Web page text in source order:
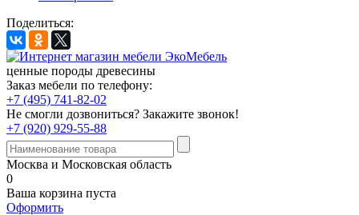
Поделиться:
ценные породы древесины
Заказ мебели по телефону:
+7 (495) 741-82-02
Не смогли дозвониться? Закажите звонок!
+7 (920) 929-55-88
Москва и Московская область
0
Ваша корзина пуста
Оформить